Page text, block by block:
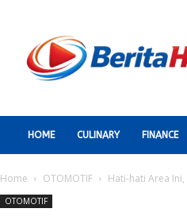
Paling
Hits
HOME CULINARY FINANCE
Home OTOMOTIF Hati-hati Area
OTOMOTIF